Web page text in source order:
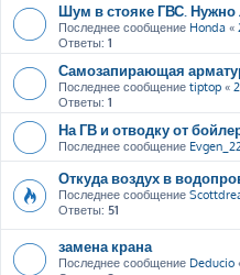
Шум в стояке ГВС. Нужно
Последнее сообщение Honda «
Ответы: 1
Самозапирающая
Последнее сообщение tiptop «
Ответы: 1
На ГВ и отводку от
Последнее сообщение
Откуда воздух в
Последнее сообщение
Ответы: 51
замена крана
Последнее сообщение Deducio